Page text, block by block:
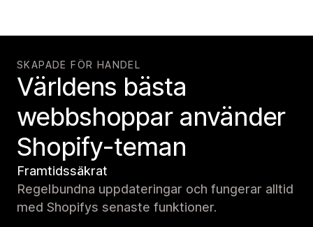
SKAPADE FÖR HANDEL
Världens bästa
webbshoppar använder
Shopify-teman
Framtidssäkrat
Regelbundna uppdateringar och fungerar alltid
med Shopifys senaste funktioner.